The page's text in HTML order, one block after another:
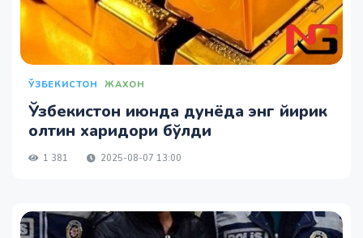
ЎЗБЕКИСТОН ЖАХОН
Ўзбекистон июнда дунёда энг йирик
олтин харидори бўлди
1 381 2025-08-07 13:00